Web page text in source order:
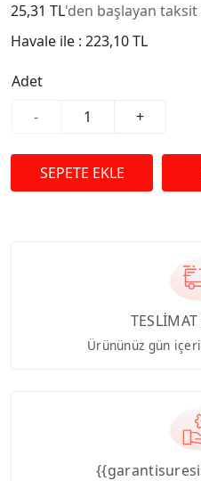
25,31 TL'den başlayan
Havale ile : 223,10 TL
Adet
-
+
Ürününüz gün